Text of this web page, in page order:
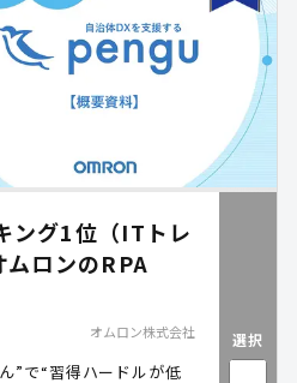
ング1位（ITトレ
ムロンのRPA
オムロン株式会社
”で“習得ハードルが低
選択